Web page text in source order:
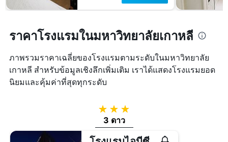
ราคาโรงแรมในมหาวิทยาลัยเกาหลี
ภาพรวมราคาเฉลี่ยของโรงแรมตามระดับในมหาวิทยาลัย
เกาหลี สำหรับข้อมูลเชิงลึกเพิ่มเติม เราได้แสดงโรงแรมยอด
นิยมและคุ้มค่าที่สุดทุกระดับ
3 ดาว
3 ดาว